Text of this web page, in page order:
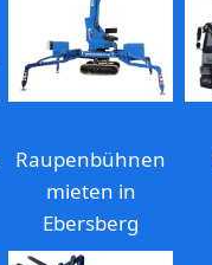
Raupenbühnen
mieten in
Ebersberg